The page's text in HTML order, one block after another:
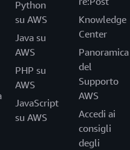
Python
su AWS
Java su
AWS
PHP su
AWS
JavaScript
su AWS
Knowledge
Center
Panoramica
del
Supporto
AWS
Accedi ai
consigli
degli